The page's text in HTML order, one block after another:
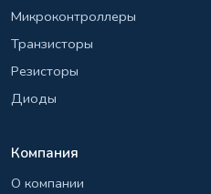
Микроконтроллеры
Транзисторы
Резисторы
Диоды
Компания
О компании